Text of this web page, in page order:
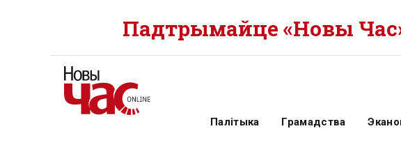
Падтрымайце «Новы
Палітыка Грамадства